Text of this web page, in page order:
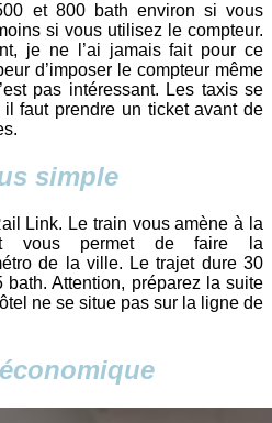
et 800 bath environ si vous
si vous utilisez le compteur.
je ne l’ai jamais fait pour ce
d’imposer le compteur même
pas intéressant. Les taxis se
il faut prendre un ticket avant de
simple
Link. Le train vous amène à la
vous permet de faire la
de la ville. Le trajet dure 30
bath. Attention, préparez la suite
ne se situe pas sur la ligne de